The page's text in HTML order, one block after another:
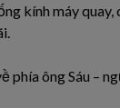
kính máy quay,
phía ông Sáu –